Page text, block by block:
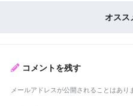
オスス
コメントを残す
メールアドレスが公開されることはあり